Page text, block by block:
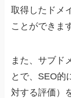
取得したドメ
ことができま
また、サブド
とで、SEO的
対する評価）